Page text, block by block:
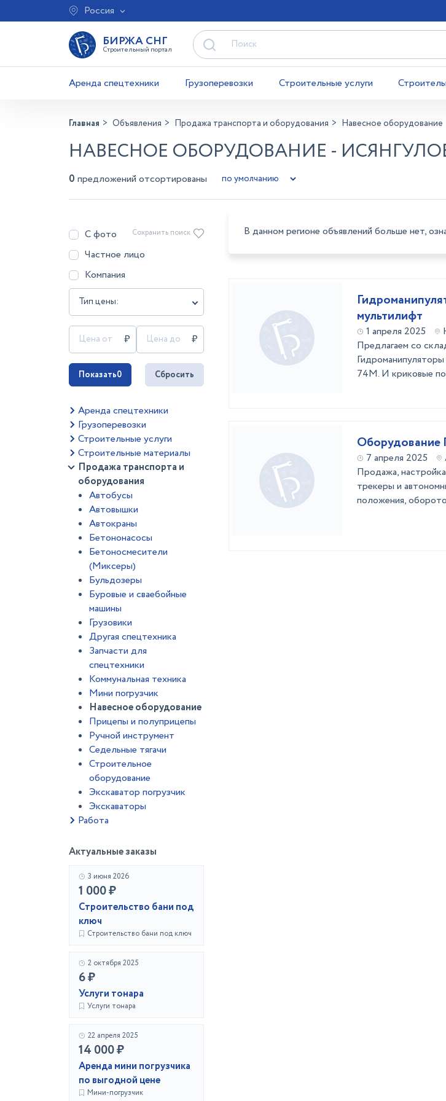
Россия
БИРЖА СНГ
Строительный портал
Аренда спецтехники Грузоперевозки Строительные услуги
Главная Объявления Продажа транспорта и оборудования Навесное оборудование
НАВЕСНОЕ ОБОРУДОВАНИЕ -
0 предложений отсортированы
С фото
Частное лицо
Компания
Тип цены:
Сохранить поиск
Показать0 Сбросить
Аренда спецтехники
Грузоперевозки
Строительные услуги
Строительные материалы
Продажа транспорта и
оборудования
Автобусы
Автовышки
Автокраны
Бетононасосы
Бетоносмесители
(Миксеры)
Бульдозеры
Буровые и сваебойные
машины
Грузовики
Другая спецтехника
Запчасти для
спецтехники
Коммунальная техника
Мини погрузчик
Навесное оборудование
Прицепы и полуприцепы
Ручной инструмент
Седельные тягачи
Строительное
оборудование
Экскаватор погрузчик
Экскаваторы
Работа
Актуальные заказы
3 июня 2026
1 000 ₽
Строительство бани под
ключ
Строительство бани под ключ
2 октября 2025
6 ₽
Услуги тонара
Услуги тонара
22 апреля 2025
14 000 ₽
Аренда мини погрузчика
по выгодной цене
Мини-погрузчик
В данном регионе объявлений больше нет,
мультилифт
1 апреля 2025
Предлагаем со
74М. И криковые
7 апреля 2025
Продажа,
трекеры и
положения,